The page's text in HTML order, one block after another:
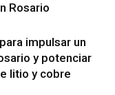
Rosario
impulsar un
y potenciar
litio y cobre